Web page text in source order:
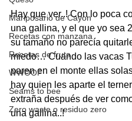
Mariposario de Cayon
Recetas con manzana
Recetas de fruta
WWOOF
Seams to bee
Zero waste o residuo zero
Hay que ver..! Con lo poca
una gallina, y el que yo sea
su tamaño no parecía
miedo… Cuando las vacas
paren en el monte ellas
hay quien les aparte el
extraña después de ver
una gallina..!